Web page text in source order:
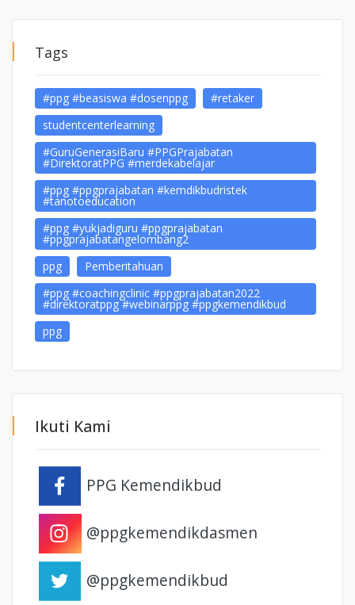
Tags
#ppg #beasiswa #dosenppg
#retaker
studentcenterlearning
#GuruGenerasiBaru #PPGPrajabatan
#DirektoratPPG #merdekabelajar
#ppg #ppgprajabatan #kemdikbudristek
#tanotoeducation
#ppg #yukjadiguru #ppgprajabatan
#ppgprajabatangelombang2
ppg
Pemberitahuan
#ppg #coachingclinic #ppgprajabatan2022
#direktoratppg #webinarppg #ppgkemendikbud
ppg
Ikuti Kami
PPG Kemendikbud
@ppgkemendikdasmen
@ppgkemendikbud